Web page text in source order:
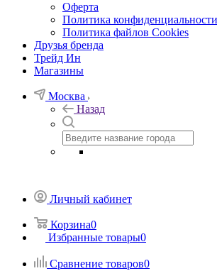
Оферта
Политика конфиденциальности
Политика файлов Cookies
Друзья бренда
Трейд Ин
Магазины
Москва
Назад
Личный кабинет
Корзина0
Избранные товары0
Сравнение товаров0